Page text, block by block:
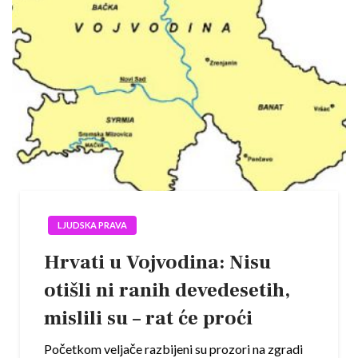
LJUDSKA PRAVA
Hrvati u Vojvodina: Nisu
otišli ni ranih devedesetih,
mislili su – rat će proći
Početkom veljače razbijeni su prozori na zgradi